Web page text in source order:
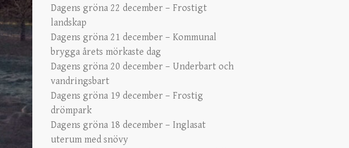
Dagens gröna 22 december – Frostigt
landskap
Dagens gröna 21 december – Kommunal
brygga årets mörkaste dag
Dagens gröna 20 december – Underbart och
vandringsbart
Dagens gröna 19 december – Frostig
drömpark
Dagens gröna 18 december – Inglasat
uterum med snövy